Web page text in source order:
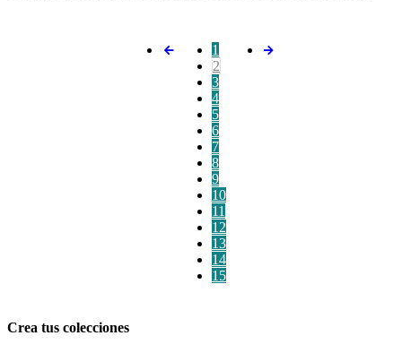
1
2
3
4
5
6
7
8
9
10
11
12
13
14
15
Crea tus colecciones